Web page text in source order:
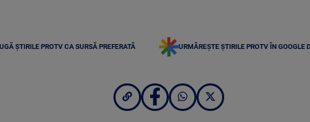
ȘTIRILE PROTV CA SURSĂ PREFERATĂ URMĂREȘTE ȘTIRILE PROTV ÎN GOOGLE